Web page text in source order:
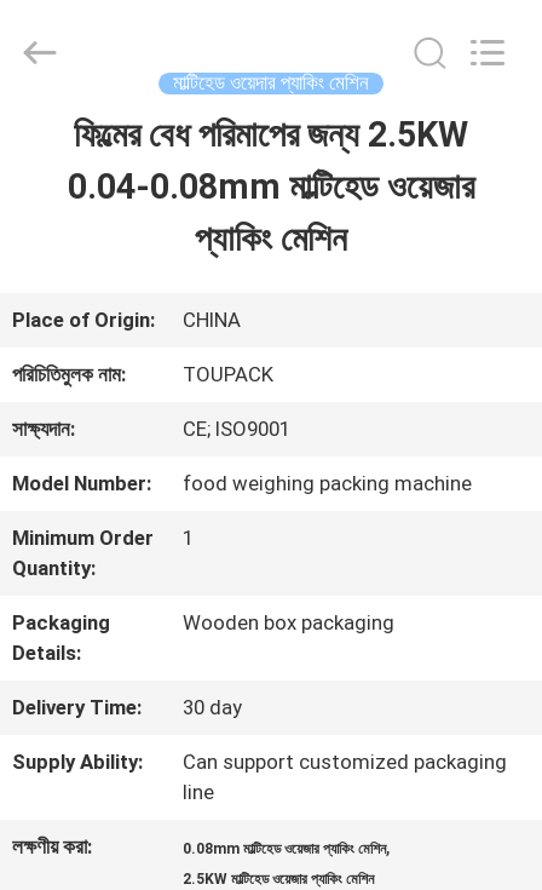
আমাদের
সম্পর্কে
ফ্যাক্টরি
ট্যুর
মান
নিয়ন্ত্রণ
আমাদের
সাথে
যোগাযোগ
EQUIPMENT
মাল্টিহেড ওয়েদার প্যাকিং মেশিন
ফিল্মের বেধ পরিমাপের জন্য 2.5KW
0.04-0.08mm মাল্টিহেড ওয়েজার
প্যাকিং মেশিন
Place of Origin: CHINA
পরিচিতিমুলক নাম: TOUPACK
সাক্ষ্যদান: CE; ISO9001
Model Number: food weighing packing machine
Minimum Order
Quantity:
1
Packaging
Details:
Wooden box packaging
Delivery Time: 30 day
Supply Ability:
Can support customized packaging
line
লক্ষণীয় করা: 0.08mm মাল্টিহেড ওয়েজার প্যাকিং মেশিন,
2.5KW মাল্টিহেড ওয়েজার প্যাকিং মেশিন